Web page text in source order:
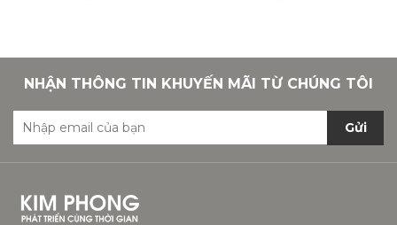
NHẬN THÔNG TIN KHUYẾN MÃI TỪ CHÚNG TÔI
Gửi